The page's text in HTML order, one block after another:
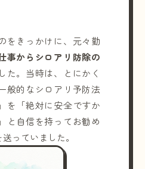
をきっかけに、元々勤
事からシロアリ防除の
た。当時は、とにかく
般的なシロアリ予防法
を「絶対に安全ですか
と自信を持ってお勧め
っていました。